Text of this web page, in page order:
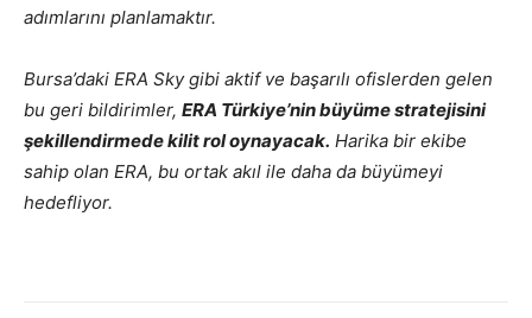
adımlarını planlamaktır.
Bursa’daki ERA Sky gibi aktif ve başarılı ofislerden gelen
bu geri bildirimler, ERA Türkiye’nin büyüme stratejisini
şekillendirmede kilit rol oynayacak. Harika bir ekibe
sahip olan ERA, bu ortak akıl ile daha da büyümeyi
hedefliyor.